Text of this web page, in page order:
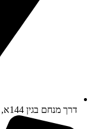
דרך מנחם בגין 144א, תל אביב